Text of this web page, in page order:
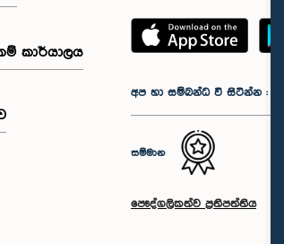
කාර්යාලය
අප හා සම්බන්ධ වී සිටින්න :
සම්මාන
පෞද්ගලිකත්ව ප්‍රතිපත්තිය